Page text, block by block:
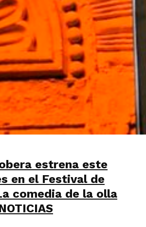
estrena este
en el Festival de
comedia de la olla